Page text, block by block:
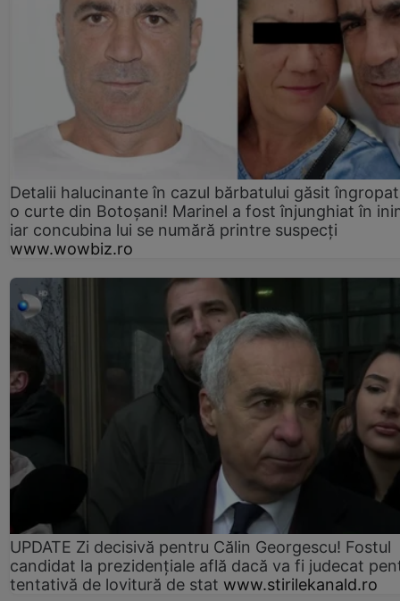
Detalii halucinante în cazul bărbatului găsit
o curte din Botoșani! Marinel a fost înjunghiat în
iar concubina lui se numără printre suspecți
www.wowbiz.ro
UPDATE Zi decisivă pentru Călin Georgescu! Fostul
candidat la prezidențiale află dacă va fi judecat
tentativă de lovitură de stat www.stirilekanald.ro